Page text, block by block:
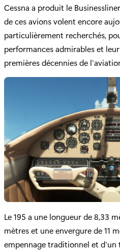
Cessna a produit le
de ces avions volent encore
particulièrement recherchés,
performances admirables et
premières décennies de
Le 195 a une longueur de 8,33
mètres et une envergure de 11
empennage traditionnel et d'un